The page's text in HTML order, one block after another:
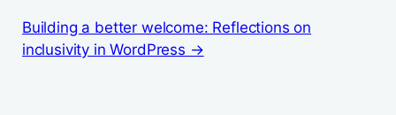
Building a better welcome: Reflections on
inclusivity in WordPress →